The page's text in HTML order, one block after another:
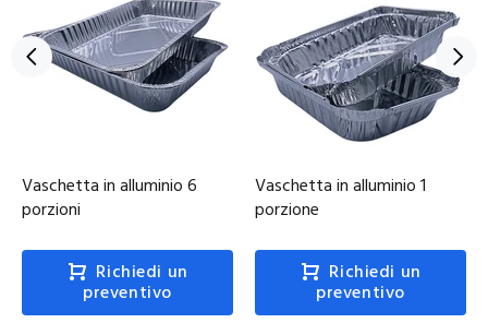
Vaschetta in alluminio 6
porzioni
Richiedi un
preventivo
Vaschetta in alluminio 1
porzione
Richiedi un
preventivo